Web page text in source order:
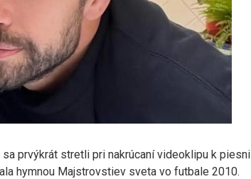
prvýkrát stretli pri nakrúcaní videoklipu k piesni
hymnou Majstrovstiev sveta vo futbale 2010.